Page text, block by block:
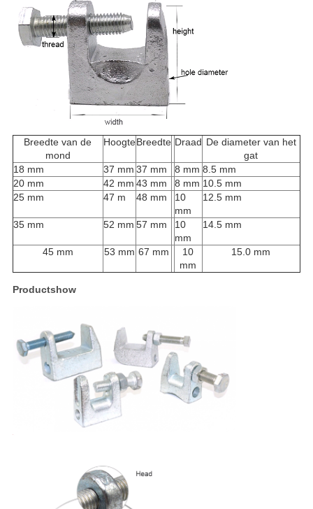
Breedte van de
mond
HoogteBreedte Draad De diameter van het
gat
18 mm
37 mm 37 mm 8 mm 8.5 mm
20 mm
42 mm 43 mm 8 mm 10.5 mm
25 mm
47 m 48 mm
10
mm
12.5 mm
35 mm 52 mm 57 mm
10
mm
14.5 mm
45 mm 53 mm 67 mm
10
mm
15.0 mm
Productshow